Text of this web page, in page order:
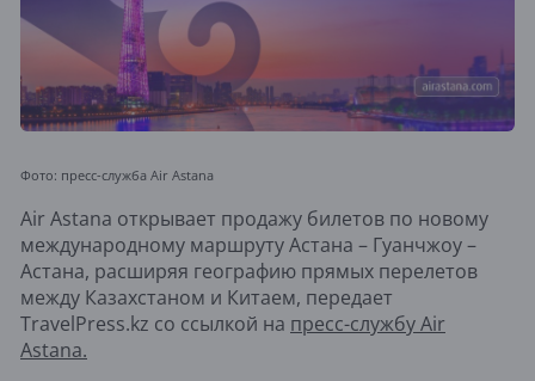
Фото: пресс-служба Air Astana
Air Astana открывает продажу билетов по новому
международному маршруту Астана – Гуанчжоу –
Астана, расширяя географию прямых перелетов
между Казахстаном и Китаем, передает
TravelPress.kz со ссылкой на пресс-службу Air
Astana.